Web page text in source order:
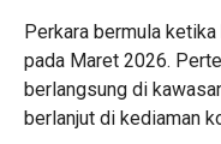
Perkara bermula
pada Maret 2026.
berlangsung di
berlanjut di kediaman